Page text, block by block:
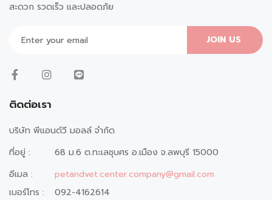
สะดวก รวดเร็ว และปลอดภัย
JOIN US
ติดต่อเรา
บริษัท พีแอนด์วี มอลล์ จำกัด
ที่อยู่ :
68 ม.6 ต.ทะเลชุบศร อ.เมือง จ.ลพบุรี 15000
อีเมล :
petandvet.center.company@gmail.com
เบอร์โทร :
092-4162614